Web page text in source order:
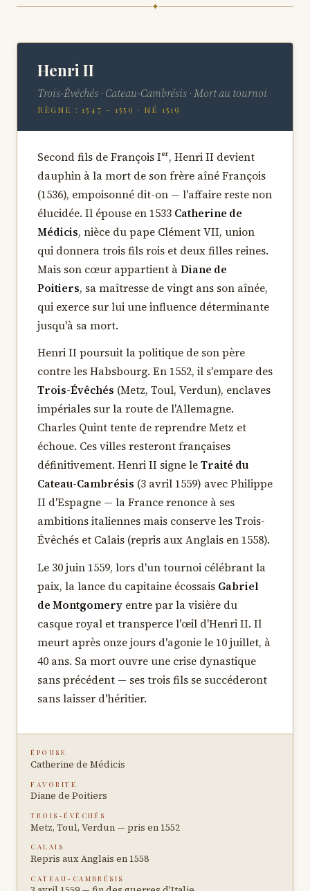
✦
Henri II
Trois-Évêchés · Cateau-Cambrésis · Mort au tournoi
Règne : 1547 – 1559 · né 1519
Second fils de François Iᵉʳ, Henri II devient
dauphin à la mort de son frère aîné François
(1536), empoisonné dit-on — l'affaire reste non
élucidée. Il épouse en 1533 Catherine de
Médicis, nièce du pape Clément VII, union
qui donnera trois fils rois et deux filles reines.
Mais son cœur appartient àDiane de
Poitiers, sa maîtresse de vingt ans son aînée,
qui exerce sur lui une influence déterminante
jusqu'à sa mort.
Henri II poursuit la politique de son père
contre les Habsbourg. En 1552, il s'empare des
Trois-Évêchés (Metz, Toul, Verdun), enclaves
impériales sur la route de l'Allemagne.
Charles Quint tente de reprendre Metz et
échoue. Ces villes resteront françaises
définitivement. Henri II signe leTraité du
Cateau-Cambrésis (3 avril 1559) avec Philippe
II d'Espagne — la France renonce à ses
ambitions italiennes mais conserve les Trois-
Évêchés et Calais (repris aux Anglais en 1558).
Le 30 juin 1559, lors d'un tournoi célébrant la
paix, la lance du capitaine écossais Gabriel
de Montgomeryentre par la visière du
casque royal et transperce l'œil d'Henri II. Il
meurt après onze jours d'agonie le 10 juillet, à
40 ans. Sa mort ouvre une crise dynastique
sans précédent — ses trois fils se succéderont
sans laisser d'héritier.
ÉPOUSE
Catherine de Médicis
FAVORITE
Diane de Poitiers
TROIS-ÉVÊCHÉS
Metz, Toul, Verdun — pris en 1552
CALAIS
Repris aux Anglais en 1558
CATEAU-CAMBRÉSIS